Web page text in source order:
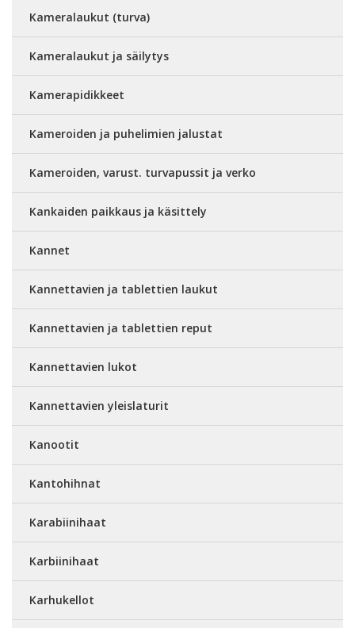
Kameralaukut (turva)
Kameralaukut ja säilytys
Kamerapidikkeet
Kameroiden ja puhelimien jalustat
Kameroiden, varust. turvapussit ja verko
Kankaiden paikkaus ja käsittely
Kannet
Kannettavien ja tablettien laukut
Kannettavien ja tablettien reput
Kannettavien lukot
Kannettavien yleislaturit
Kanootit
Kantohihnat
Karabiinihaat
Karbiinihaat
Karhukellot